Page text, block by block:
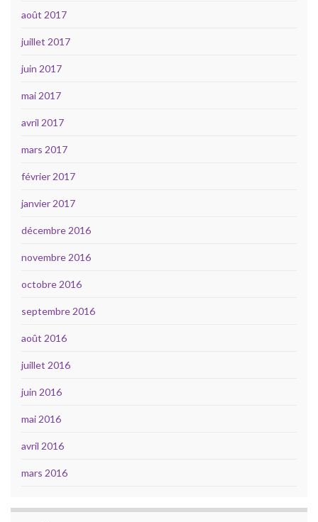
août 2017
juillet 2017
juin 2017
mai 2017
avril 2017
mars 2017
février 2017
janvier 2017
décembre 2016
novembre 2016
octobre 2016
septembre 2016
août 2016
juillet 2016
juin 2016
mai 2016
avril 2016
mars 2016